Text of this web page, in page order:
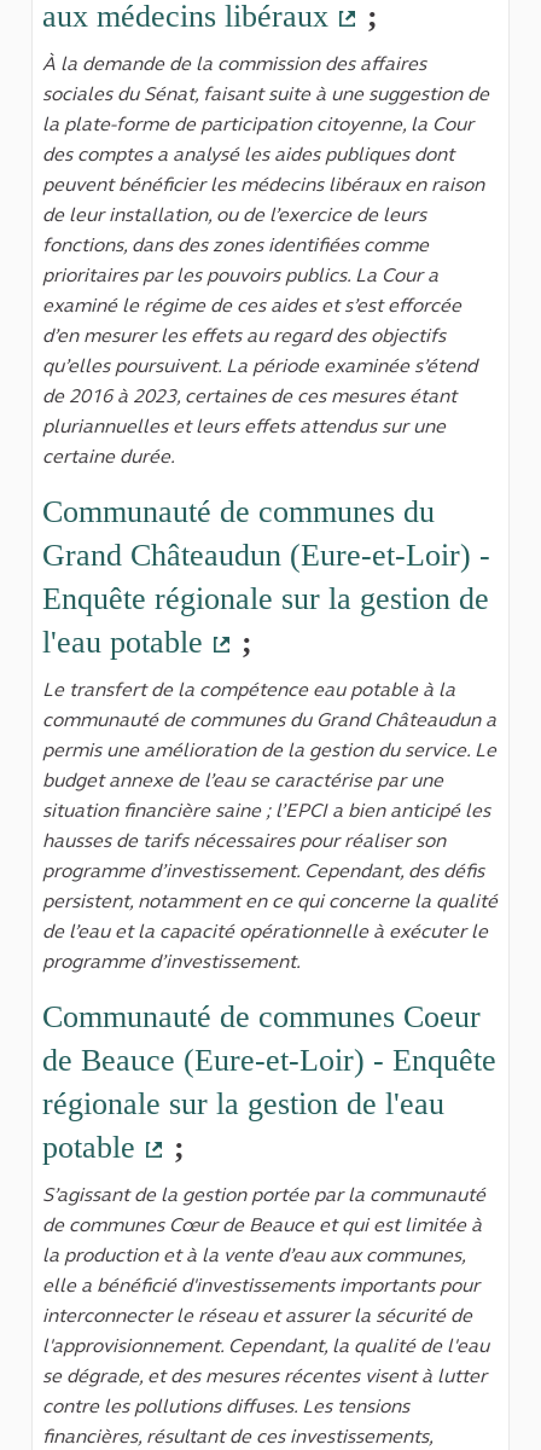
aux médecins libéraux
(Lien externe)
;
À la demande de la commission des affaires
sociales du Sénat, faisant suite à une suggestion de
la plate-forme de participation citoyenne, la Cour
des comptes a analysé les aides publiques dont
peuvent bénéficier les médecins libéraux en raison
de leur installation, ou de l’exercice de leurs
fonctions, dans des zones identifiées comme
prioritaires par les pouvoirs publics. La Cour a
examiné le régime de ces aides et s’est efforcée
d’en mesurer les effets au regard des objectifs
qu’elles poursuivent. La période examinée s’étend
de 2016 à 2023, certaines de ces mesures étant
pluriannuelles et leurs effets attendus sur une
certaine durée.
Communauté de communes du
Grand Châteaudun (Eure-et-Loir) -
Enquête régionale sur la gestion de
l'eau potable
(Lien externe)
;
Le transfert de la compétence eau potable à la
communauté de communes du Grand Châteaudun a
permis une amélioration de la gestion du service. Le
budget annexe de l’eau se caractérise par une
situation financière saine ; l’EPCI a bien anticipé les
hausses de tarifs nécessaires pour réaliser son
programme d’investissement. Cependant, des défis
persistent, notamment en ce qui concerne la qualité
de l’eau et la capacité opérationnelle à exécuter le
programme d’investissement.
Communauté de communes Coeur
de Beauce (Eure-et-Loir) - Enquête
régionale sur la gestion de l'eau
potable
(Lien externe)
;
S’agissant de la gestion portée par la communauté
de communes Cœur de Beauce et qui est limitée à
la production et à la vente d’eau aux communes,
elle a bénéficié d'investissements importants pour
interconnecter le réseau et assurer la sécurité de
l'approvisionnement. Cependant, la qualité de l'eau
se dégrade, et des mesures récentes visent à lutter
contre les pollutions diffuses. Les tensions
financières, résultant de ces investissements,